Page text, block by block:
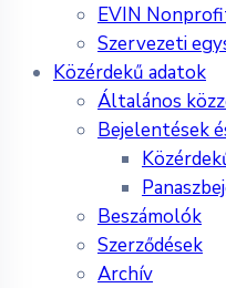
EVIN
Szervezeti
Közérdekű adatok
Általános
Bejelentések
Beszámolók
Szerződések
Archív